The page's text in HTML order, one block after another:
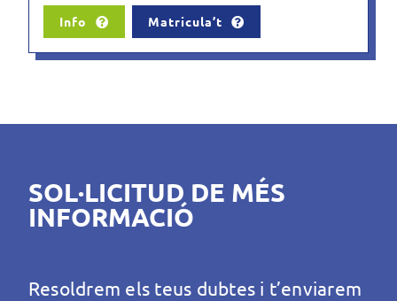
Info Matricula’t
SOL·LICITUD DE MÉS
INFORMACIÓ
Resoldrem els teus dubtes i t’enviarem